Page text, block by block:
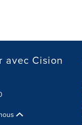
avec Cision